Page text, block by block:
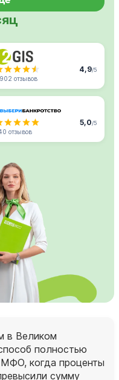
4,9/5
отзывов
5,0/5
отзывов
в Великом
полностью
МФО, когда проценты
сумму